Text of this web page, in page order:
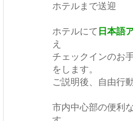
ホテルまで送迎
ホテルにて 日本語
え
チェックインのお
をします。
ご説明後、自由行
市内中心部の便利